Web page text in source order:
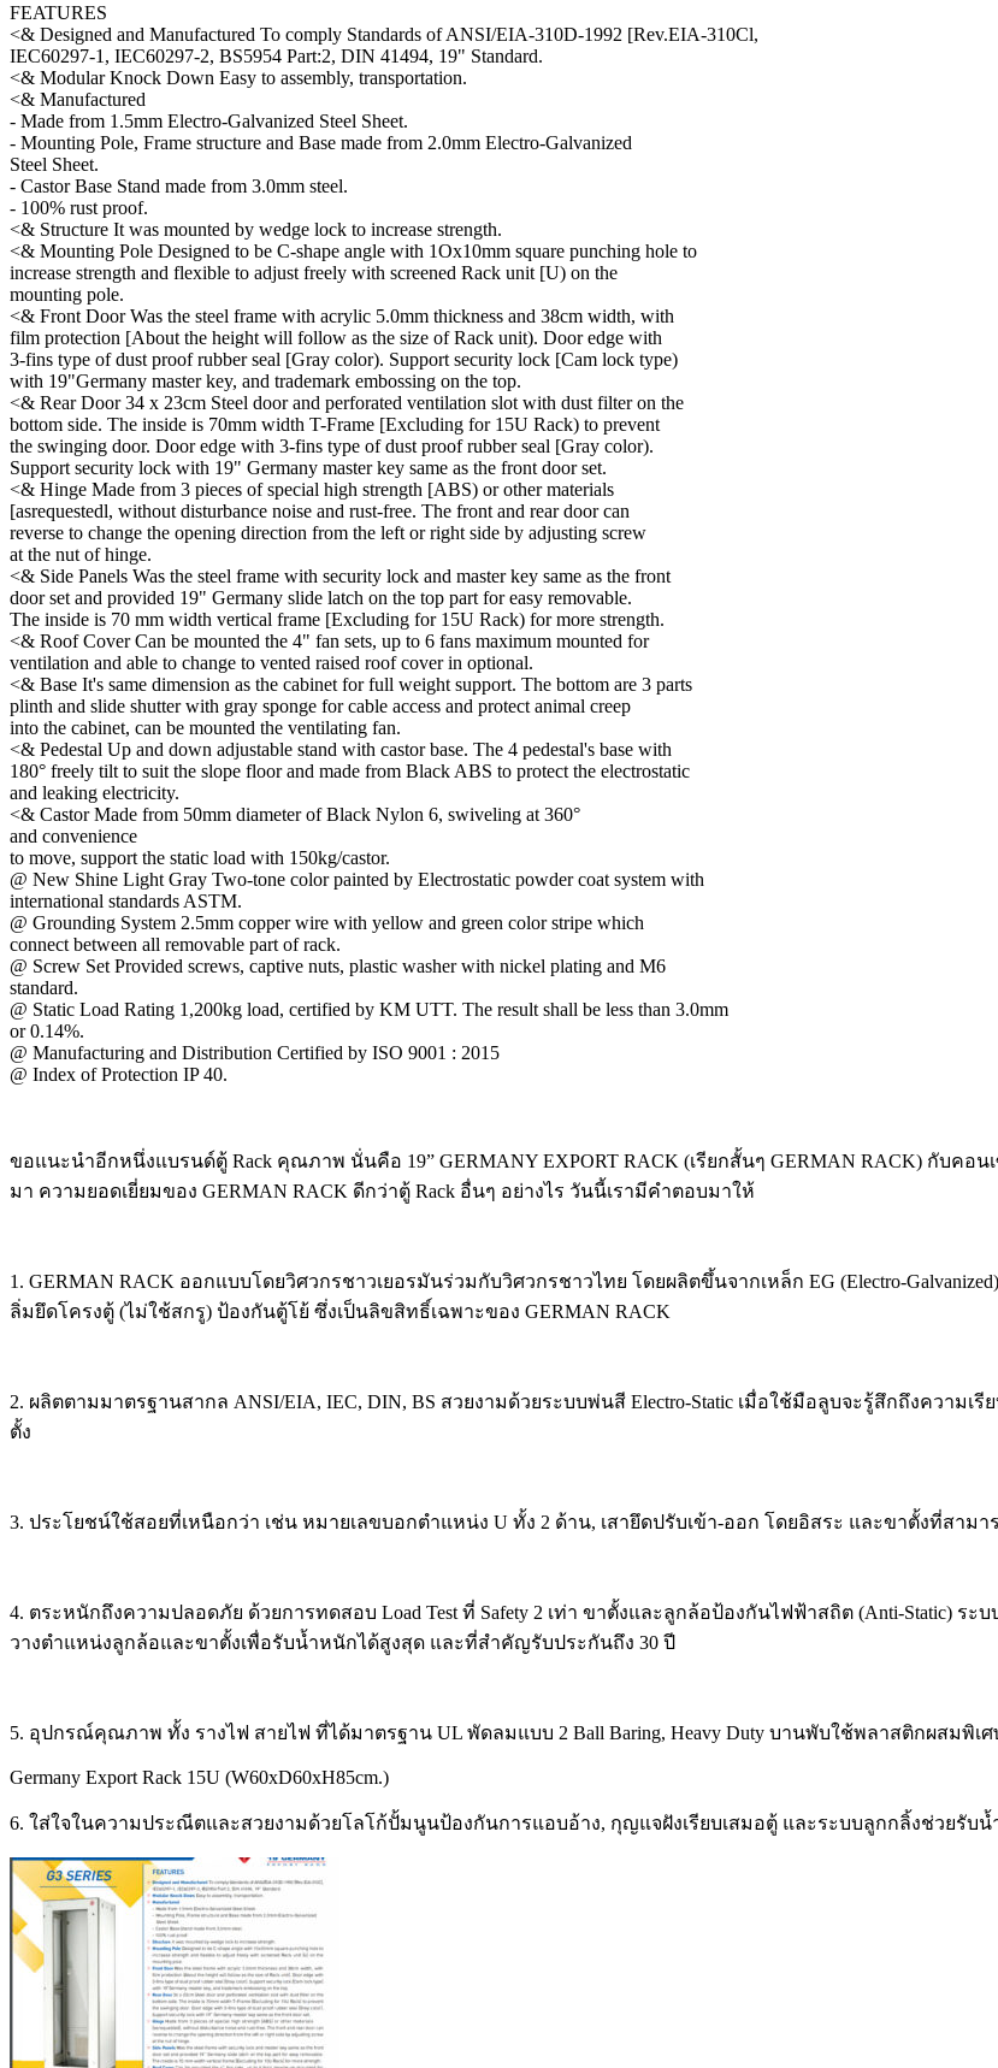
FEATURES
<& Designed and Manufactured To comply Standards of ANSI/EIA-310D-1992 [Rev.EIA-310Cl,
IEC60297-1, IEC60297-2, BS5954 Part:2, DIN 41494, 19" Standard.
<& Modular Knock Down Easy to assembly, transportation.
<& Manufactured
- Made from 1.5mm Electro-Galvanized Steel Sheet.
- Mounting Pole, Frame structure and Base made from 2.0mm Electro-Galvanized
Steel Sheet.
- Castor Base Stand made from 3.0mm steel.
- 100% rust proof.
<& Structure It was mounted by wedge lock to increase strength.
<& Mounting Pole Designed to be C-shape angle with 1Ox10mm square punching hole to
increase strength and flexible to adjust freely with screened Rack unit [U) on the
mounting pole.
<& Front Door Was the steel frame with acrylic 5.0mm thickness and 38cm width, with
film protection [About the height will follow as the size of Rack unit). Door edge with
3-fins type of dust proof rubber seal [Gray color). Support security lock [Cam lock type)
with 19"Germany master key, and trademark embossing on the top.
<& Rear Door 34 x 23cm Steel door and perforated ventilation slot with dust filter on the
bottom side. The inside is 70mm width T-Frame [Excluding for 15U Rack) to prevent
the swinging door. Door edge with 3-fins type of dust proof rubber seal [Gray color).
Support security lock with 19" Germany master key same as the front door set.
<& Hinge Made from 3 pieces of special high strength [ABS) or other materials
[asrequestedl, without disturbance noise and rust-free. The front and rear door can
reverse to change the opening direction from the left or right side by adjusting screw
at the nut of hinge.
<& Side Panels Was the steel frame with security lock and master key same as the front
door set and provided 19" Germany slide latch on the top part for easy removable.
The inside is 70 mm width vertical frame [Excluding for 15U Rack) for more strength.
<& Roof Cover Can be mounted the 4" fan sets, up to 6 fans maximum mounted for
ventilation and able to change to vented raised roof cover in optional.
<& Base It's same dimension as the cabinet for full weight support. The bottom are 3 parts
plinth and slide shutter with gray sponge for cable access and protect animal creep
into the cabinet, can be mounted the ventilating fan.
<& Pedestal Up and down adjustable stand with castor base. The 4 pedestal's base with
180° freely tilt to suit the slope floor and made from Black ABS to protect the electrostatic
and leaking electricity.
<& Castor Made from 50mm diameter of Black Nylon 6, swiveling at 360°
and convenience
to move, support the static load with 150kg/castor.
@ New Shine Light Gray Two-tone color painted by Electrostatic powder coat system with
international standards ASTM.
@ Grounding System 2.5mm copper wire with yellow and green color stripe which
connect between all removable part of rack.
@ Screw Set Provided screws, captive nuts, plastic washer with nickel plating and M6
standard.
@ Static Load Rating 1,200kg load, certified by KM UTT. The result shall be less than 3.0mm
or 0.14%.
@ Manufacturing and Distribution Certified by ISO 9001 : 2015
@ Index of Protection IP 40.
ขอแนะนำอีกหนึ่งแบรนด์ตู้ Rack คุณภาพ นั่นคือ 19” GERMANY EXPORT RACK (เรียกสั้นๆ GERMAN RACK) กับค
มา ความยอดเยี่ยมของ GERMAN RACK ดีกว่าตู้ Rack อื่นๆ อย่างไร วันนี้เรามีคำตอบมาให้
1. GERMAN RACK ออกแบบโดยวิศวกรชาวเยอรมันร่วมกับวิศวกรชาวไทย โดยผลิตขึ้นจากเหล็ก EG (Electro-
ลิ่มยึดโครงตู้ (ไม่ใช้สกรู) ป้องกันตู้โย้ ซึ่งเป็นลิขสิทธิ์เฉพาะของ GERMAN RACK
2. ผลิตตามมาตรฐานสากล ANSI/EIA, IEC, DIN, BS สวยงามด้วยระบบพ่นสี Electro-Static เมื่อใช้มือลูบจะรู้สึกถึงความ
ตั้ง
3. ประโยชน์ใช้สอยที่เหนือกว่า เช่น หมายเลขบอกตำแหน่ง U ทั้ง 2 ด้าน, เสายึดปรับเข้า-ออก โดยอิสระ และขาตั้งที่สา
4. ตระหนักถึงความปลอดภัย ด้วยการทดสอบ Load Test ที่ Safety 2 เท่า ขาตั้งและลูกล้อป้องกันไฟฟ้าสถิต (Anti-
วางตำแหน่งลูกล้อและขาตั้งเพื่อรับน้ำหนักได้สูงสุด และที่สำคัญรับประกันถึง 30 ปี
5. อุปกรณ์คุณภาพ ทั้ง รางไฟ สายไฟ ที่ได้มาตรฐาน UL พัดลมแบบ 2 Ball Baring, Heavy Duty บานพับใช้พลาสติกผสม
Germany Export Rack 15U (W60xD60xH85cm.)
6. ใส่ใจในความประณีตและสวยงามด้วยโลโก้ปั้มนูนป้องกันการแอบอ้าง, กุญแจฝังเรียบเสมอตู้ และระบบลูกกลิ้งช่วยรับ